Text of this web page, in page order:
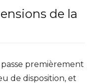
de la
premièrement
de disposition, et